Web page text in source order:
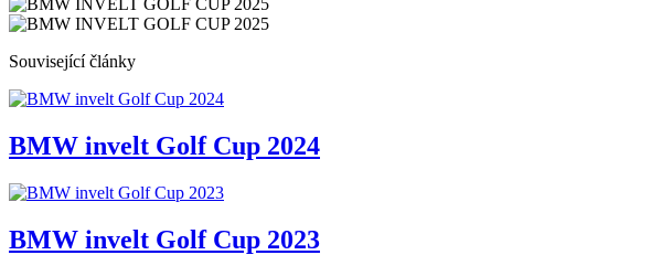
Související články
BMW invelt Golf Cup 2024
BMW invelt Golf Cup 2023